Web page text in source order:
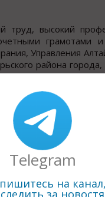
труд, высокий
грамотами
Управления
района
ветеран
посвященных
Назад к
Telegram
на канал,
за